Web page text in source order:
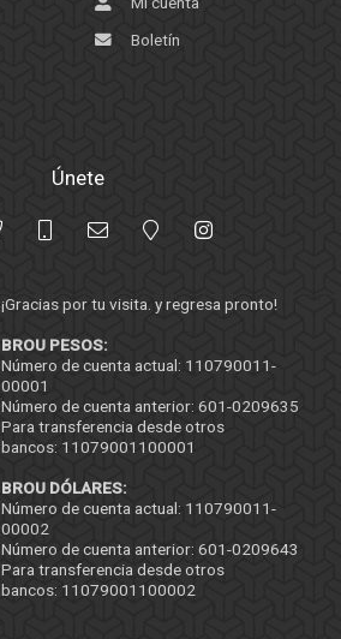
Boletín
Únete
¡Gracias por tu visita. y regresa pronto!
BROU PESOS:
Número de cuenta actual: 110790011-
00001
Número de cuenta anterior: 601-0209635
Para transferencia desde otros
bancos: 11079001100001
BROU DÓLARES:
Número de cuenta actual: 110790011-
00002
Número de cuenta anterior: 601-0209643
Para transferencia desde otros
bancos: 11079001100002